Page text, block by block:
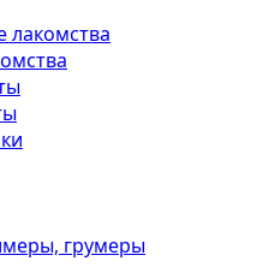
лакомства
грумеры